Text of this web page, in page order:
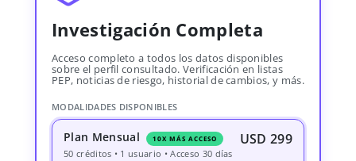
Investigación Completa
Acceso completo a todos los datos disponibles
sobre el perfil consultado. Verificación en listas
PEP, noticias de riesgo, historial de cambios, y más.
MODALIDADES DISPONIBLES
Plan Mensual 10X MÁS ACCESO USD 299
50 créditos • 1 usuario • Acceso 30 días